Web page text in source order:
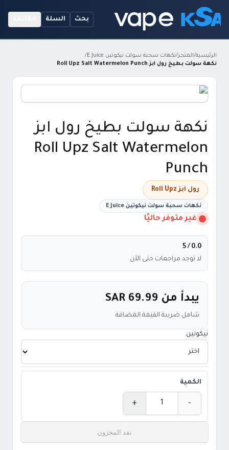
بحث السلة
الرئيسية/المتجر/نكهات سحبة سولت نيكوتين E Juice
/
نكهة سولت بطيخ رول ابز Roll Upz Salt Watermelon Punch
نكهة سولت بطيخ رول ابز
Roll Upz Salt Watermelon
Punch
رول ابز Roll Upz
نكهات سحبة سولت نيكوتين E Juice
غير متوفر حاليًا
0.0
/ 5
لا توجد مراجعات حتى الآن
يبدأ من SAR 69.99
شامل ضريبة القيمة المضافة
نيكوتين
الكمية
-
+
نفد المخزون